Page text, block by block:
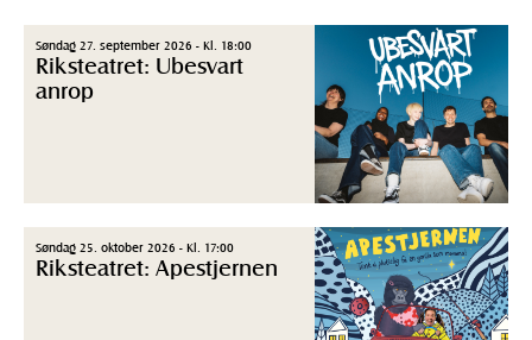
Søndag 27. september 2026 - Kl. 18:00
Riksteatret: Ubesvart
anrop
Søndag 25. oktober 2026 - Kl. 17:00
Riksteatret: Apestjernen